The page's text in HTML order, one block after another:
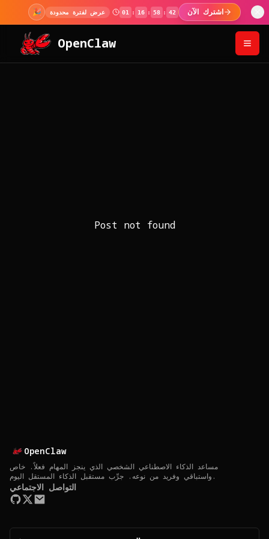
🎉 عرض لفترة محدودة 01 : 16 : 58 : 42 اشترك الآن
OpenClaw
Post not found
OpenClaw
مساعد الذكاء الاصطناعي الشخصي الذي ينجز المهام فعلاً. خاص
واستباقي وفريد من نوعه. جرِّب مستقبل الذكاء المستقل اليوم.
التواصل الاجتماعي